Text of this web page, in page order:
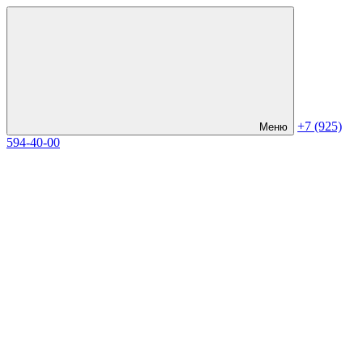
Меню
+7 (925)
594-40-00